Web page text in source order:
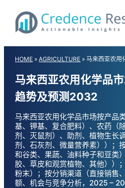
content
HOME »AGRICULTURE »马来西亚农用
马来西亚农用化学品市
趋势及预测2032
马来西亚农用化学品市场按产品
基、钾基、复合肥料）、农药（
剂、灭鼠剂）、助剂、植物生长
剂、石灰剂、微量营养素））；
和谷类、果蔬、油料种子和豆类
胶、草皮和观赏植物、其他））
粉末）；按分销渠道（直接销
额、机会与竞争分析，2025 –